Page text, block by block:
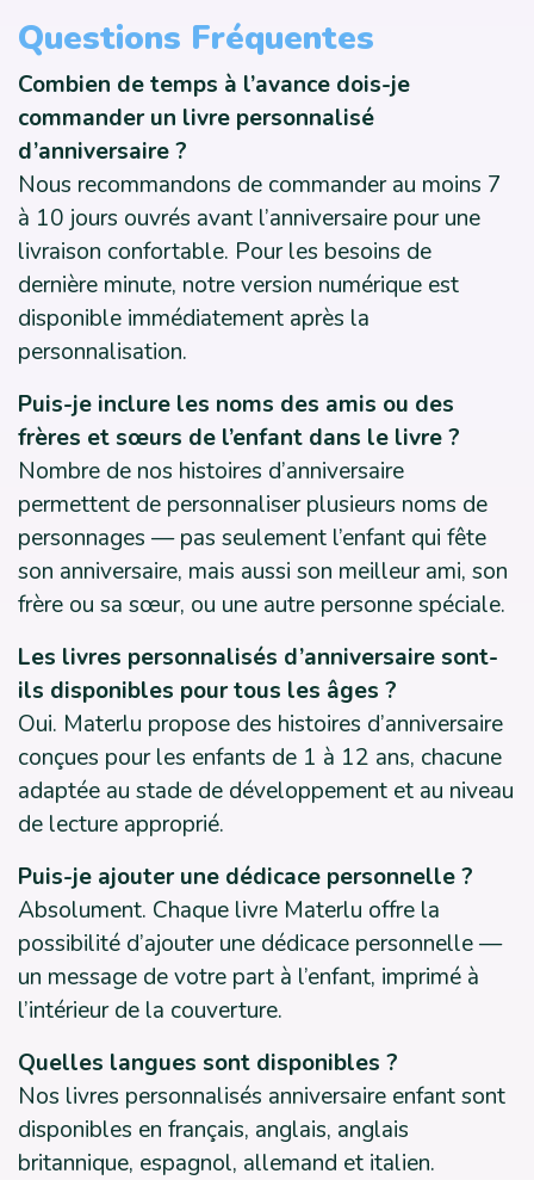
Questions Fréquentes
Combien de temps à l’avance dois-je
commander un livre personnalisé
d’anniversaire ?
Nous recommandons de commander au moins 7
à 10 jours ouvrés avant l’anniversaire pour une
livraison confortable. Pour les besoins de
dernière minute, notre version numérique est
disponible immédiatement après la
personnalisation.
Puis-je inclure les noms des amis ou des
frères et sœurs de l’enfant dans le livre ?
Nombre de nos histoires d’anniversaire
permettent de personnaliser plusieurs noms de
personnages — pas seulement l’enfant qui fête
son anniversaire, mais aussi son meilleur ami, son
frère ou sa sœur, ou une autre personne spéciale.
Les livres personnalisés d’anniversaire sont-
ils disponibles pour tous les âges ?
Oui. Materlu propose des histoires d’anniversaire
conçues pour les enfants de 1 à 12 ans, chacune
adaptée au stade de développement et au niveau
de lecture approprié.
Puis-je ajouter une dédicace personnelle ?
Absolument. Chaque livre Materlu offre la
possibilité d’ajouter une dédicace personnelle —
un message de votre part à l’enfant, imprimé à
l’intérieur de la couverture.
Quelles langues sont disponibles ?
Nos livres personnalisés anniversaire enfant sont
disponibles en français, anglais, anglais
britannique, espagnol, allemand et italien.